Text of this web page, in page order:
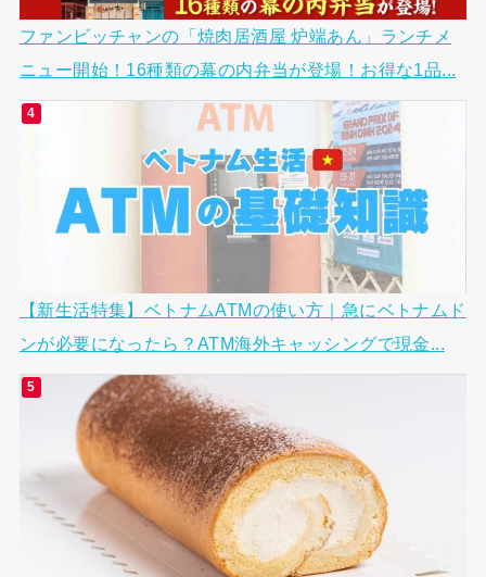
ファンビッチャンの「焼肉居酒屋 炉端あん」ランチメ
ニュー開始！16種類の幕の内弁当が登場！お得な1品...
【新生活特集】ベトナムATMの使い方｜急にベトナムド
ンが必要になったら？ATM海外キャッシングで現金...